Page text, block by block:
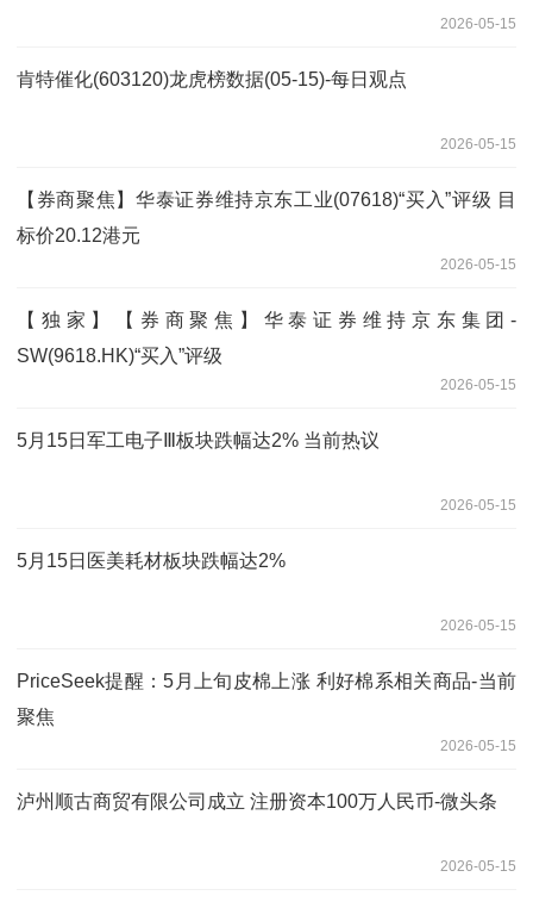
2026-05-15
肯特催化(603120)龙虎榜数据(05-15)-每日观点
2026-05-15
【券商聚焦】华泰证券维持京东工业(07618)“买入”评级 目
标价20.12港元
2026-05-15
【独家】【券商聚焦】华泰证券维持京东集团-
SW(9618.HK)“买入”评级
2026-05-15
5月15日军工电子Ⅲ板块跌幅达2% 当前热议
2026-05-15
5月15日医美耗材板块跌幅达2%
2026-05-15
PriceSeek提醒：5月上旬皮棉上涨 利好棉系相关商品-当前
聚焦
2026-05-15
泸州顺古商贸有限公司成立 注册资本100万人民币-微头条
2026-05-15